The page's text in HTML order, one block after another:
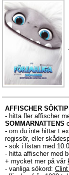
AFFISCHER
- hitta fler affischer
SOMMARNATTENS
- om du inte hittar
regissör, eller
- sök i listan med
- hitta affischer med
+ mycket mer på vår
- vanliga sökord: